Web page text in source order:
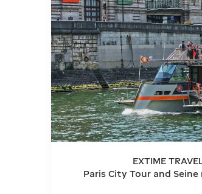
EXTIME
Paris City Tour and